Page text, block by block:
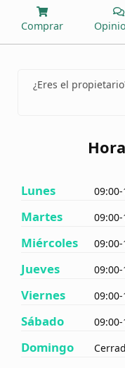
Comprar
¿Eres el
Lunes
Martes
Miércoles
Jueves
Viernes
Sábado
Domingo